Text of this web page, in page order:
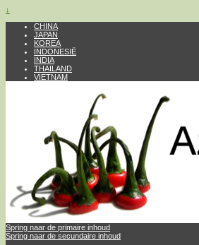
↓
CHINA
JAPAN
KOREA
INDONESIË
INDIA
THAILAND
VIETNAM
Spring naar de primaire inhoud
Spring naar de secundaire inhoud